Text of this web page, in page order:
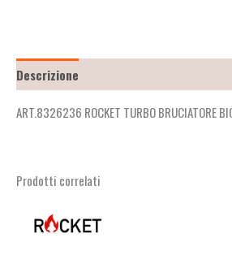
Descrizione
ART.8326236 ROCKET TURBO BRUCIATORE
Prodotti correlati